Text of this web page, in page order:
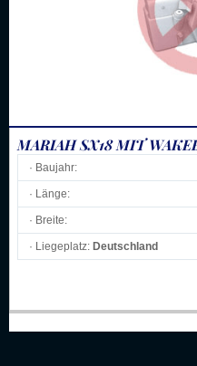
MARIAH SX18 MIT
· Baujahr:
· Länge:
· Breite:
· Liegeplatz: Deutschland